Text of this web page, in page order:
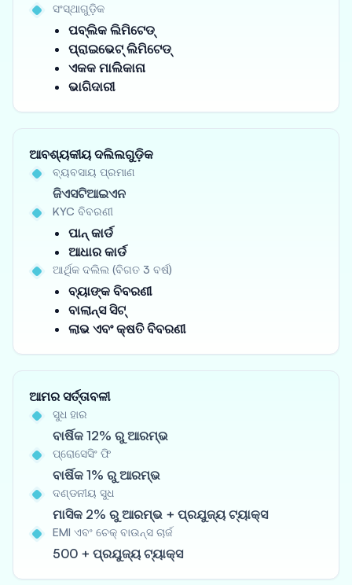
ସଂସ୍ଥାଗୁଡ଼ିକ
ପବ୍ଲିକ ଲିମିଟେଡ୍
ପ୍ରାଇଭେଟ୍ ଲିମିଟେଡ୍
ଏକକ ମାଲିକାନା
ଭାଗିଦାରୀ
ଆବଶ୍ୟକୀୟ ଦଲିଲଗୁଡ଼ିକ
ବ୍ୟବସାୟ ପ୍ରମାଣ
ଜିଏସଟିଆଇଏନ
KYC ବିବରଣୀ
ପାନ୍ କାର୍ଡ
ଆଧାର କାର୍ଡ
ଆର୍ଥିକ ଦଲିଲ (ବିଗତ 3 ବର୍ଷ)
ବ୍ୟାଙ୍କ ବିବରଣୀ
ବାଲାନ୍ସ ସିଟ୍
ଲାଭ ଏବଂ କ୍ଷତି ବିବରଣୀ
ଆମର ସର୍ତ୍ତାବଳୀ
ସୁଧ ହାର
ବାର୍ଷିକ 12% ରୁ ଆରମ୍ଭ
ପ୍ରୋସେସିଂ ଫି
ବାର୍ଷିକ 1% ରୁ ଆରମ୍ଭ
ଦଣ୍ଡନୀୟ ସୁଧ
ମାସିକ 2% ରୁ ଆରମ୍ଭ + ପ୍ରଯୁଜ୍ୟ ଟ୍ୟାକ୍ସ
EMI ଏବଂ ଚେକ୍ ବାଉନ୍ସ ଚାର୍ଜ
500 + ପ୍ରଯୁଜ୍ୟ ଟ୍ୟାକ୍ସ